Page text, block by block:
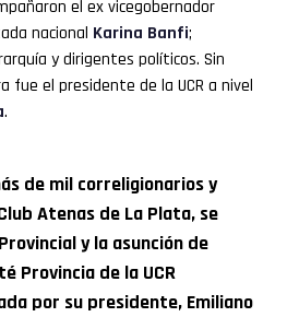
el ex vicegobernador
nacional Karina Banfi;
y dirigentes políticos. Sin
fue el presidente de la UCR a nivel
.
de mil correligionarios y
Atenas de La Plata, se
y la asunción de
Provincia de la UCR
por su presidente, Emiliano